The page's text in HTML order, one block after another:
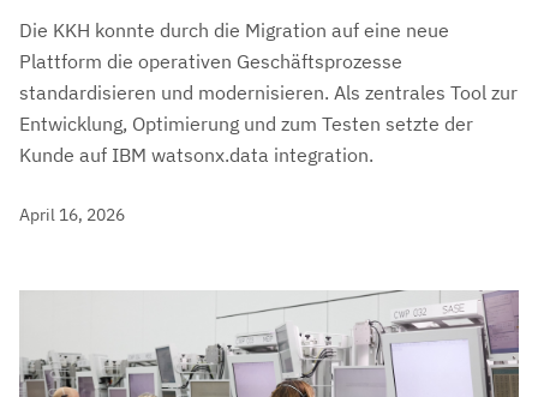
Die KKH konnte durch die Migration auf eine neue
Plattform die operativen Geschäftsprozesse
standardisieren und modernisieren. Als zentrales Tool zur
Entwicklung, Optimierung und zum Testen setzte der
Kunde auf IBM watsonx.data integration.
April 16, 2026